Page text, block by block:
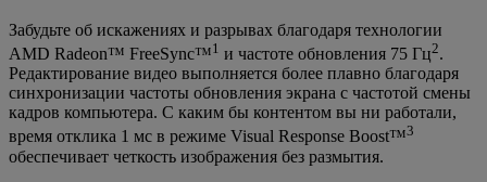
Забудьте об искажениях и разрывах благодаря технологии
AMD Radeon™ FreeSync™1 и частоте обновления 75 Гц2.
Редактирование видео выполняется более плавно благодаря
синхронизации частоты обновления экрана с частотой смены
кадров компьютера. С каким бы контентом вы ни работали,
время отклика 1 мс в режиме Visual Response Boost™3
обеспечивает четкость изображения без размытия.